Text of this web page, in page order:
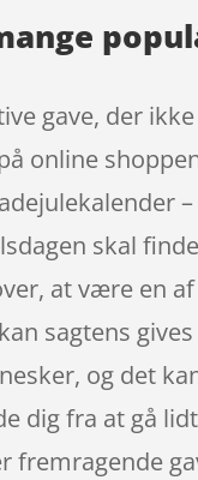
gave, der
online
skal
at være en
sagtens
og det
dig fra at gå
fremragende